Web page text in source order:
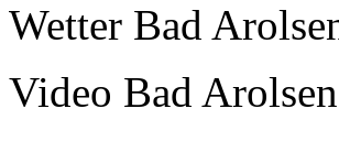
Wetter Bad
Video Bad Arolsen